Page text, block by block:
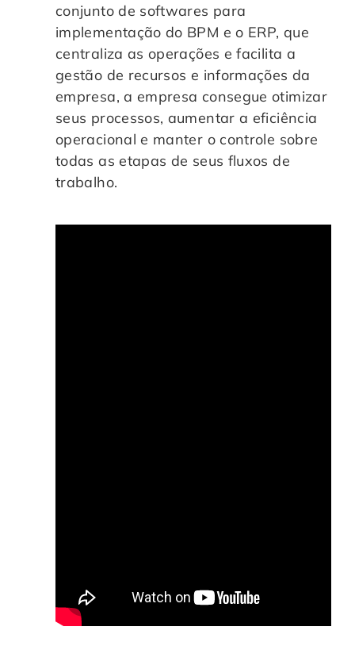
conjunto de softwares para
implementação do BPM e o ERP, que
centraliza as operações e facilita a
gestão de recursos e informações da
empresa, a empresa consegue otimizar
seus processos, aumentar a eficiência
operacional e manter o controle sobre
todas as etapas de seus fluxos de
trabalho.